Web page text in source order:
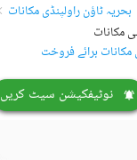
بحریہ ٹاؤن راولپنڈی مکانات
نوٹیفکیشن سیٹ کریں